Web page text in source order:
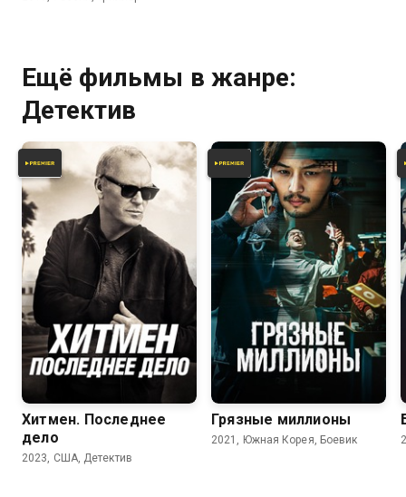
Ещё фильмы в жанре:
Детектив
Хитмен. Последнее
дело
2023, США, Детектив
Грязные миллионы
2021, Южная Корея, Боевик